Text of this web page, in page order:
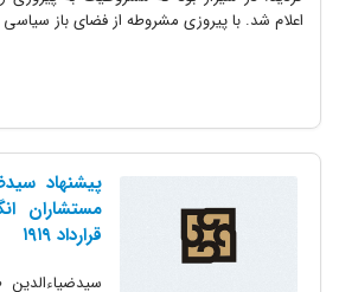
اعلام شد. با پیروزی مشروطه از فضای باز سیاسی
پیشنهاد
مستشاران
قرارداد ۱۹۱۹